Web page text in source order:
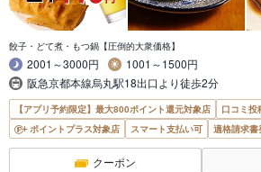
餃子・どて煮・もつ鍋【圧倒的大衆価格】
2001～3000円
1001～1500円
阪急京都本線烏丸駅18出口より徒歩2分
【アプリ予約限定】最大800ポイント還元対象店
口コミ投
ポイントプラス対象店
スマート支払い可 適格請求
クーポン